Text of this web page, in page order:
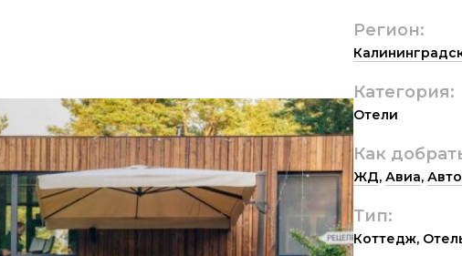
Регион:
Категория:
Отели
Как
ЖД, Авиа,
Тип:
Коттедж,